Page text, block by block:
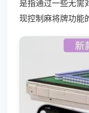
是指通过一些无需
现控制麻将牌功能